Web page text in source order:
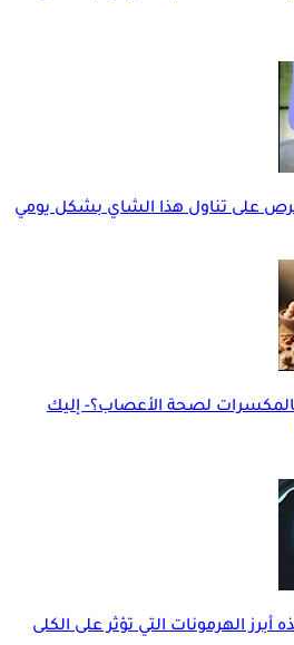
على تناول هذا الشاي بشكل يومي
لصحة الأعصاب؟- إليك
الهرمونات التي تؤثر على الكلى